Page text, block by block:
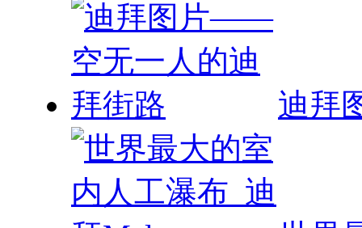
迪拜